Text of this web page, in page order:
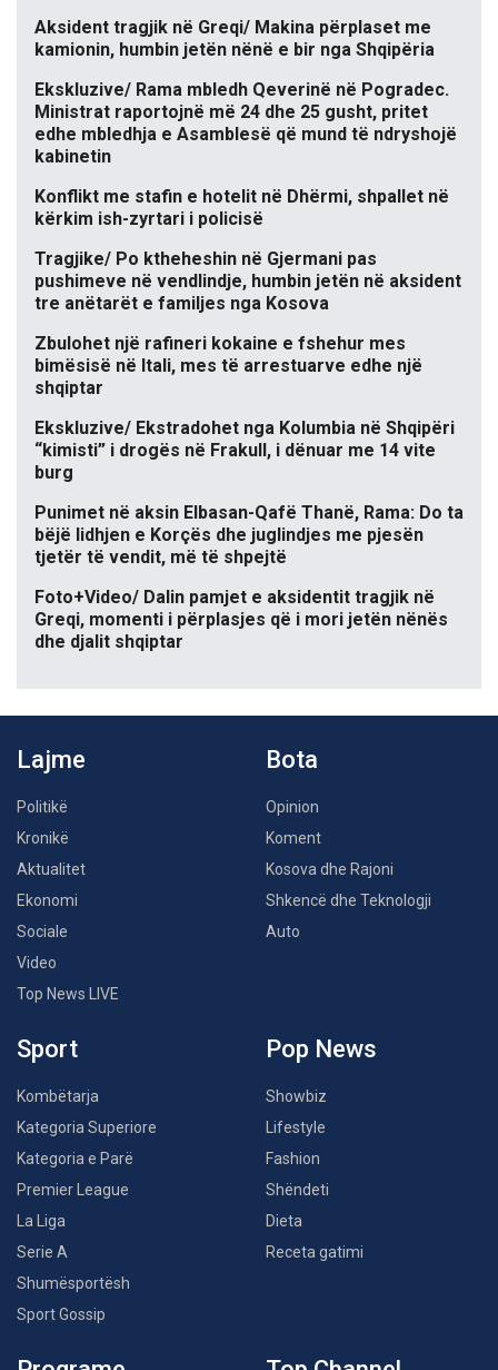
Aksident tragjik në Greqi/ Makina përplaset me
kamionin, humbin jetën nënë e bir nga Shqipëria
Ekskluzive/ Rama mbledh Qeverinë në Pogradec.
Ministrat raportojnë më 24 dhe 25 gusht, pritet
edhe mbledhja e Asamblesë që mund të ndryshojë
kabinetin
Konflikt me stafin e hotelit në Dhërmi, shpallet në
kërkim ish-zyrtari i policisë
Tragjike/ Po ktheheshin në Gjermani pas
pushimeve në vendlindje, humbin jetën në aksident
tre anëtarët e familjes nga Kosova
Zbulohet një rafineri kokaine e fshehur mes
bimësisë në Itali, mes të arrestuarve edhe një
shqiptar
Ekskluzive/ Ekstradohet nga Kolumbia në Shqipëri
“kimisti” i drogës në Frakull, i dënuar me 14 vite
burg
Punimet në aksin Elbasan-Qafë Thanë, Rama: Do ta
bëjë lidhjen e Korçës dhe juglindjes me pjesën
tjetër të vendit, më të shpejtë
Foto+Video/ Dalin pamjet e aksidentit tragjik në
Greqi, momenti i përplasjes që i mori jetën nënës
dhe djalit shqiptar
Lajme
Politikë
Kronikë
Aktualitet
Ekonomi
Sociale
Video
Top News LIVE
Bota
Opinion
Koment
Kosova dhe Rajoni
Shkencë dhe Teknologji
Auto
Sport
Kombëtarja
Kategoria Superiore
Kategoria e Parë
Premier League
La Liga
Serie A
Shumësportësh
Sport Gossip
Pop News
Showbiz
Lifestyle
Fashion
Shëndeti
Dieta
Receta gatimi